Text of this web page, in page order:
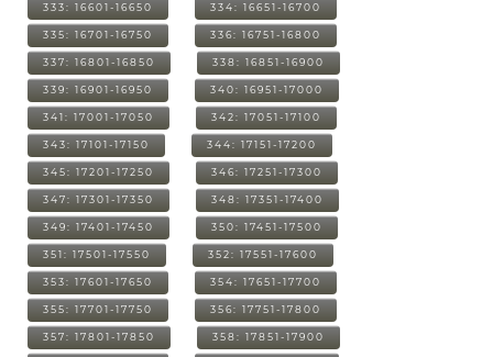
333: 16601-16650 334: 16651-16700
335: 16701-16750 336: 16751-16800
337: 16801-16850 338: 16851-16900
339: 16901-16950 340: 16951-17000
341: 17001-17050 342: 17051-17100
343: 17101-17150 344: 17151-17200
345: 17201-17250 346: 17251-17300
347: 17301-17350 348: 17351-17400
349: 17401-17450 350: 17451-17500
351: 17501-17550 352: 17551-17600
353: 17601-17650 354: 17651-17700
355: 17701-17750 356: 17751-17800
357: 17801-17850 358: 17851-17900